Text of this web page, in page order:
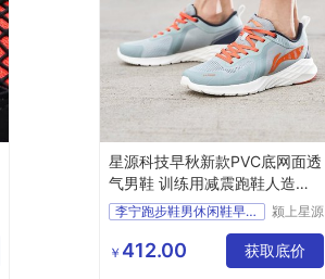
星源科技早秋新款PVC底网面透
气男鞋 训练用减震跑鞋人造草
地适用
李宁跑步鞋男休闲鞋早秋新
颍上星源
有限公司
￥ 412.00 获取底价